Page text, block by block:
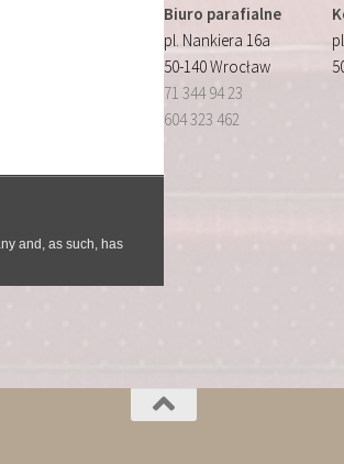
Biuro parafialne
pl. Nankiera 16a
50-140 Wrocław
71 344 94 23
604 323 462